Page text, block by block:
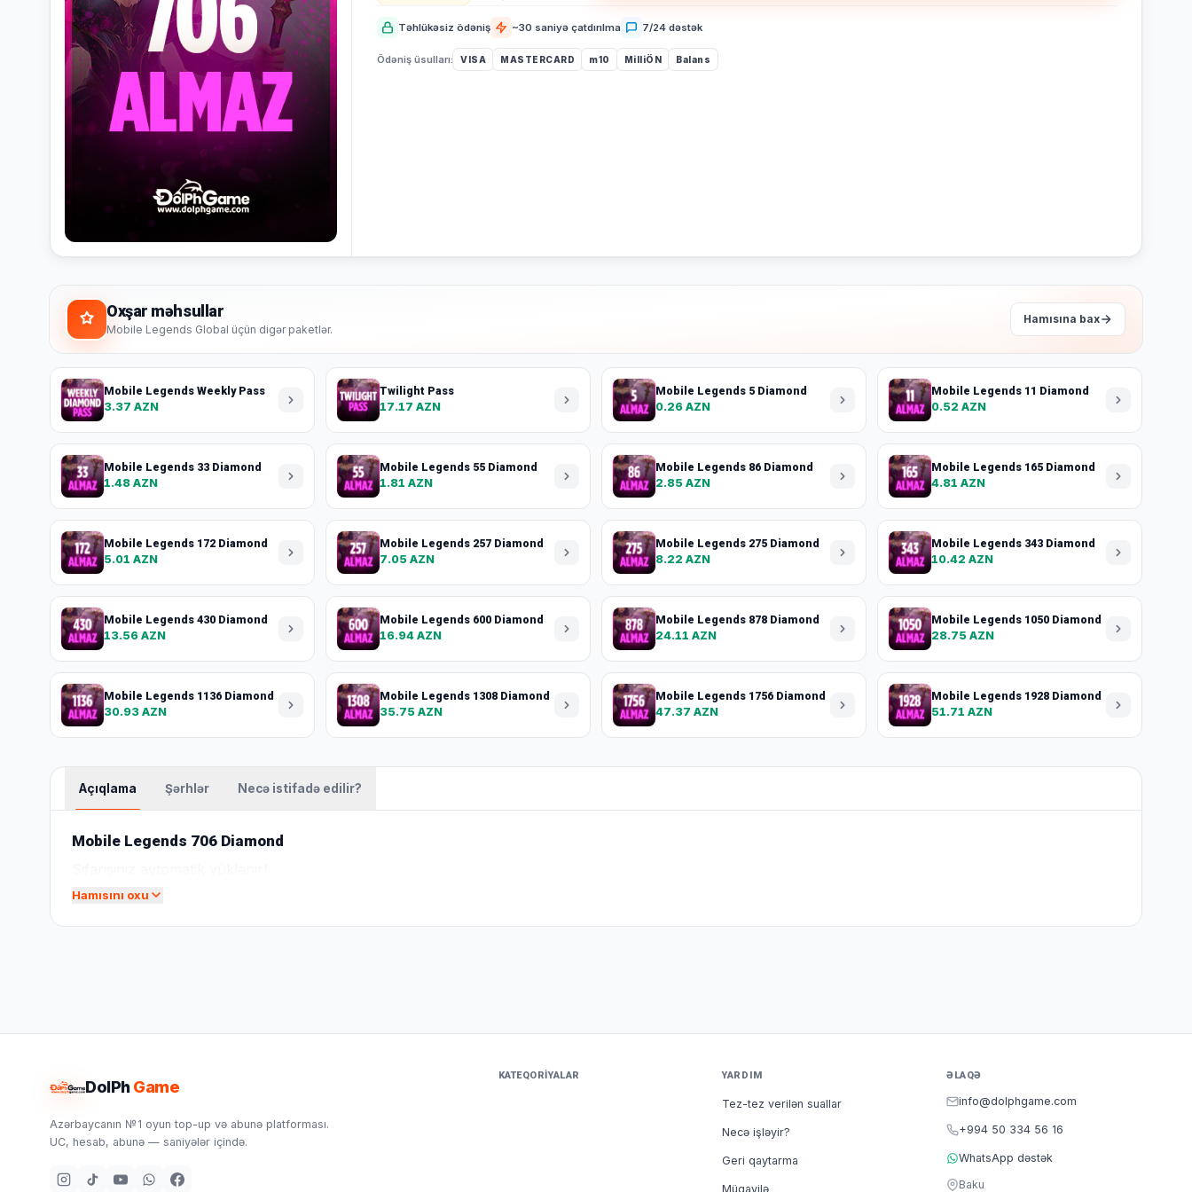
Təhlükəsiz ödəniş ~30 saniyə çatdırılma 7/24 dəstək
Ödəniş üsulları: VISA MASTERCARD m10 MilliÖN Balans
Oxşar məhsullar
Mobile Legends Global üçün digər paketlər.
Hamısına bax
Mobile Legends Weekly Pass
3.37 AZN
Twilight Pass
17.17 AZN
Mobile Legends 5 Diamond
0.26 AZN
Mobile Legends 11 Diamond
0.52 AZN
Mobile Legends 33 Diamond
1.48 AZN
Mobile Legends 55 Diamond
1.81 AZN
Mobile Legends 86 Diamond
2.85 AZN
Mobile Legends 165 Diamond
4.81 AZN
Mobile Legends 172 Diamond
5.01 AZN
Mobile Legends 257 Diamond
7.05 AZN
Mobile Legends 275 Diamond
8.22 AZN
Mobile Legends 343 Diamond
10.42 AZN
Mobile Legends 430 Diamond
13.56 AZN
Mobile Legends 600 Diamond
16.94 AZN
Mobile Legends 878 Diamond
24.11 AZN
Mobile Legends 1050 Diamond
28.75 AZN
Mobile Legends 1136 Diamond
30.93 AZN
Mobile Legends 1308 Diamond
35.75 AZN
Mobile Legends 1756 Diamond
47.37 AZN
Mobile Legends 1928 Diamond
51.71 AZN
Açıqlama Şərhlər Necə istifadə edilir?
Mobile Legends 706 Diamond
Hamısını oxu
DolPhGame
Azərbaycanın №1 oyun top-up və abunə platforması.
UC, hesab, abunə — saniyələr içində.
KATEQORIYALAR YARDIM
Tez-tez verilən suallar
Necə işləyir?
Geri qaytarma
Müqavilə
ƏLAQƏ
info@dolphgame.com
+994 50 334 56 16
WhatsApp dəstək
Baku